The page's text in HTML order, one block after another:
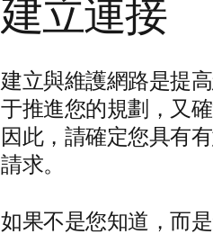
建立連接
建立與維護網路是提
于推進您的規劃，又
因此，請確定您具有
請求。
如果不是您知道，而